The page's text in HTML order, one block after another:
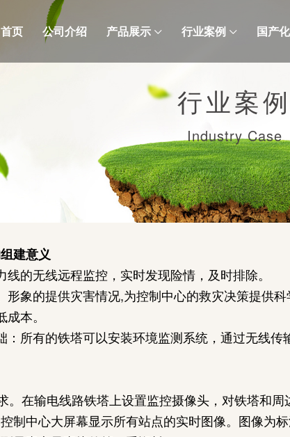
首页 公司介绍 产品展示 行业案例 国产
行业案例
Industry Case
建意义
的无线远程监控，实时发现险情，及时排除。
象的提供灾害情况,为控制中心的救灾决策提供科
本。
所有的铁塔可以安装环境监测系统，通过无线传
在输电线路铁塔上设置监控摄像头，对铁塔和
制中心大屏幕显示所有站点的实时图像。图像为